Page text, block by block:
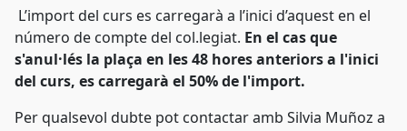
L’import del curs es carregarà a l’inici d’aquest en el
número de compte del col.legiat. En el cas que
s'anul·lés la plaça en les48 hores anteriors a l'inici
del curs, es carregarà el 50% de l'import.
Per qualsevol dubte pot contactar amb Silvia Muñoz a